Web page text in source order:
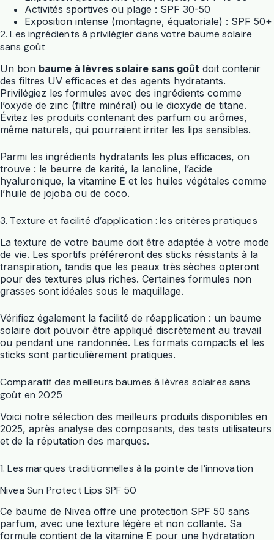
Activités sportives ou plage : SPF 30-50
Exposition intense (montagne, équatoriale) : SPF 50+
2. Les ingrédients à privilégier dans votre baume solaire
sans goût
Un bon baume à lèvres solaire sans goût doit contenir
des filtres UV efficaces et des agents hydratants.
Privilégiez les formules avec des ingrédients comme
l’oxyde de zinc (filtre minéral) ou le dioxyde de titane.
Évitez les produits contenant des parfum ou arômes,
même naturels, qui pourraient irriter les lips sensibles.
Parmi les ingrédients hydratants les plus efficaces, on
trouve : le beurre de karité, la lanoline, l’acide
hyaluronique, la vitamine E et les huiles végétales comme
l’huile de jojoba ou de coco.
3. Texture et facilité d’application : les critères pratiques
La texture de votre baume doit être adaptée à votre mode
de vie. Les sportifs préféreront des sticks résistants à la
transpiration, tandis que les peaux très sèches opteront
pour des textures plus riches. Certaines formules non
grasses sont idéales sous le maquillage.
Vérifiez également la facilité de réapplication : un baume
solaire doit pouvoir être appliqué discrètement au travail
ou pendant une randonnée. Les formats compacts et les
sticks sont particulièrement pratiques.
Comparatif des meilleurs baumes à lèvres solaires sans
goût en 2025
Voici notre sélection des meilleurs produits disponibles en
2025, après analyse des composants, des tests utilisateurs
et de la réputation des marques.
1. Les marques traditionnelles à la pointe de l’innovation
Nivea Sun Protect Lips SPF 50
Ce baume de Nivea offre une protection SPF 50 sans
parfum, avec une texture légère et non collante. Sa
formule contient de la vitamine E pour une hydratation